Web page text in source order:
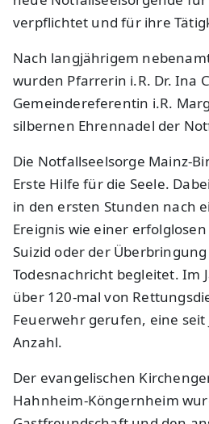
verpflichtet und für ihre
Nach langjährigem
wurden Pfarrerin i.R. Dr. Ina
Gemeindereferentin i.R.
silbernen Ehrennadel der
Die Notfallseelsorge Mainz-
Erste Hilfe für die Seele.
in den ersten Stunden nach
Ereignis wie einer
Suizid oder der
Todesnachricht begleitet. Im
über 120-mal von
Feuerwehr gerufen, eine seit
Anzahl.
Der evangelischen
Hahnheim-Köngernheim